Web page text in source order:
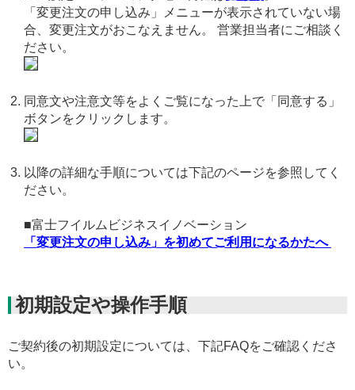
「変更注文の申し込み」メニューが表示されていない場
合、変更注文がおこなえません。 営業担当者にご相談く
ださい。
同意文や注意文等をよくご覧になった上で「同意する」
ボタンをクリックします。
以降の詳細な手順については下記のページを参照してく
ださい。
■富士フイルムビジネスイノベーション
「変更注文の申し込み」を初めてご利用になるかたへ
初期設定や操作手順
ご契約後の初期設定については、下記FAQをご確認くださ
い。